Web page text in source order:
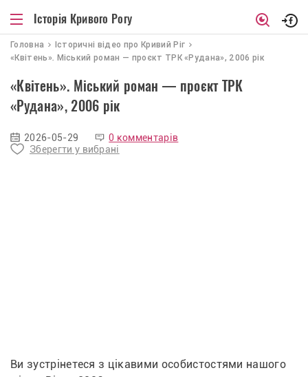
Історія Кривого Рогу
Головна
Iсторичнi вiдео про Кривий Рiг
«Квітень». Міський роман — проєкт ТРК «Рудана», 2006 рік
«Квітень». Міський роман — проєкт ТРК
«Рудана», 2006 рік
2026-05-29
0 комментарів
Зберегти у вибрані
Ви зустрінетеся з цікавими особистостями нашого